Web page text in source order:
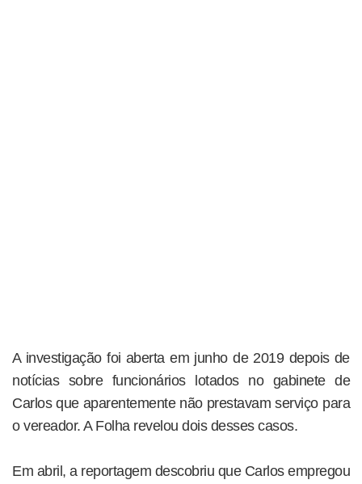
A investigação foi aberta em junho de 2019 depois de
notícias sobre funcionários lotados no gabinete de
Carlos que aparentemente não prestavam serviço para
o vereador. A Folha revelou dois desses casos.
Em abril, a reportagem descobriu que Carlos empregou